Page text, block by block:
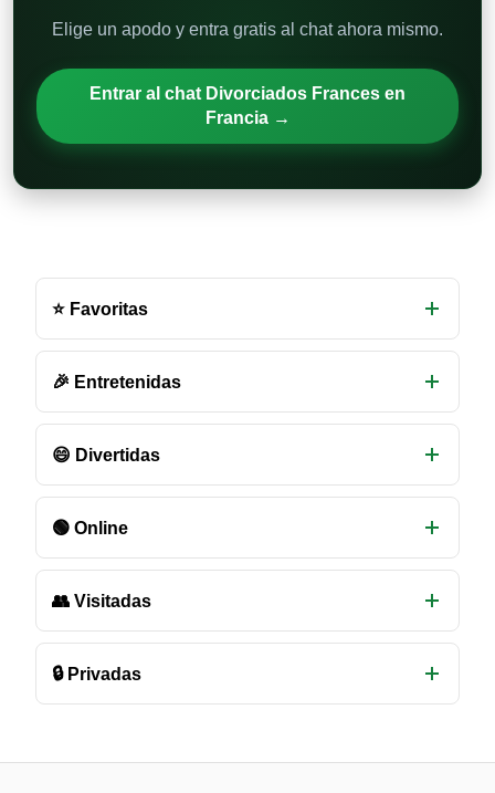
Elige un apodo y entra gratis al chat ahora mismo.
Entrar al chat Divorciados Frances en
Francia →
de
chat
disponibles
⭐ Favoritas
🎉 Entretenidas
😄 Divertidas
🟢 Online
👥 Visitadas
🔒 Privadas